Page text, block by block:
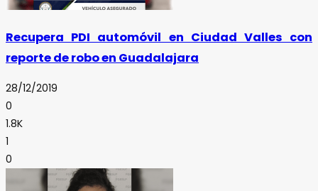
Recupera PDI automóvil en Ciudad Valles con
reporte de robo en Guadalajara
28/12/2019
0
1.8K
1
0